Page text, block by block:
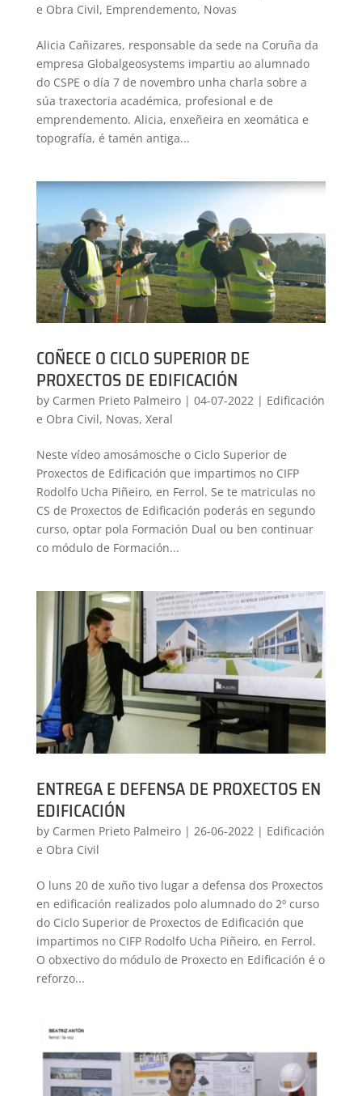
e Obra Civil, Emprendemento, Novas
Alicia Cañizares, responsable da sede na Coruña da
empresa Globalgeosystems impartiu ao alumnado
do CSPE o día 7 de novembro unha charla sobre a
súa traxectoria académica, profesional e de
emprendemento. Alicia, enxeñeira en xeomática e
topografía, é tamén antiga...
COÑECE O CICLO SUPERIOR DE
PROXECTOS DE EDIFICACIÓN
by Carmen Prieto Palmeiro| 04-07-2022| Edificación
e Obra Civil, Novas, Xeral
Neste vídeo amosámosche o Ciclo Superior de
Proxectos de Edificación que impartimos no CIFP
Rodolfo Ucha Piñeiro, en Ferrol. Se te matriculas no
CS de Proxectos de Edificación poderás en segundo
curso, optar pola Formación Dual ou ben continuar
co módulo de Formación...
ENTREGA E DEFENSA DE PROXECTOS EN
EDIFICACIÓN
by Carmen Prieto Palmeiro| 26-06-2022| Edificación
e Obra Civil
O luns 20 de xuño tivo lugar a defensa dos Proxectos
en edificación realizados polo alumnado do 2º curso
do Ciclo Superior de Proxectos de Edificación que
impartimos no CIFP Rodolfo Ucha Piñeiro, en Ferrol.
O obxectivo do módulo de Proxecto en Edificación é o
reforzo...